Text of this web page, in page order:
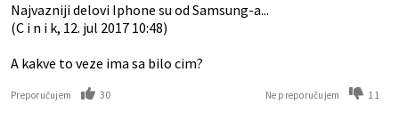
Najvazniji delovi Iphone su od Samsung-a...
(C i n i k, 12. jul 2017 10:48)
A kakve to veze ima sa bilo cim?
Preporučujem 30 Ne preporučujem 11